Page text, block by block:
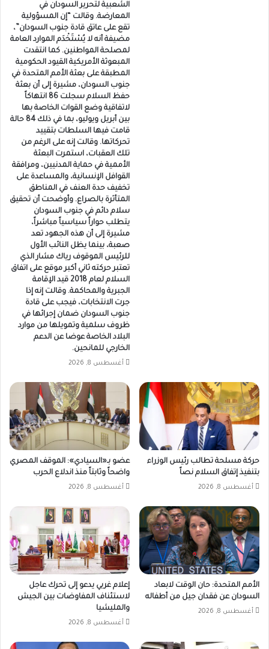
الشعبية لتحرير السودان في
المعارضة. وقالت “إن المسؤولية
تقع على عاتق قادة جنوب السودان”،
مضيفة أنه لا يُسْتَخْدَم الموارد العامة
لمصلحة المواطنين. كما انتقدت
المبعوثة الأمريكية القيود الحكومية
المطبقة على بعثة الأمم المتحدة في
جنوب السودان، مشيرة إلى أن بعثة
حفظ السلام سجلت 86 انتهاكاً
لاتفاقية وضع القوات الخاصة بها
بين أبريل ويوليو، بما في ذلك 84 حالة
قامت فيها السلطات بتقييد
تحركاتها. وقالت إنه على الرغم من
تلك العقبات، استمرت البعثة
الأممية في حماية المدنيين، ومرافقة
القوافل الإنسانية، والمساعدة على
تخفيف حدة العنف في المناطق
المتأثرة بالصراع. وأوضحت أن تحقيق
سلام دائم في جنوب السودان
يتطلب حواراً سياسياً مباشراً،
مشيرة إلى أن هذه الجهود تعد
صعبة، بينما يظل النائب الأول
للرئيس الموقوف رياك مشار الذي
تعتبر حركته ثاني أكبر موقع على اتفاق
السلام لعام 2018 قيد الإقامة
الجبرية والمحاكمة. وقالت إنه إذا
جرت الانتخابات، فيجب على قادة
جنوب السودان ضمان إجرائها في
ظروف سلمية وتمويلها من موارد
البلاد الخاصة عوضا عن الدعم
الخارجي للمانحين.
أغسطس 8, 2026
حركة مسلحة تطالب رئيس الوزراء
بتنفيذ إتفاق السلام نصاً
أغسطس 8, 2026
عضو بـ«السيادي»: الموقف المصري
واضحاً وثابتاً منذ اندلاع الحرب
أغسطس 8, 2026
الأمم المتحدة: حان الوقت لابعاد
السودان عن فقدان جيل من أطفاله
أغسطس 8, 2026
إعلام غربي يدعو إلى تحرك عاجل
لاستئناف المفاوضات بين الجيش
والمليشيا
أغسطس 8, 2026